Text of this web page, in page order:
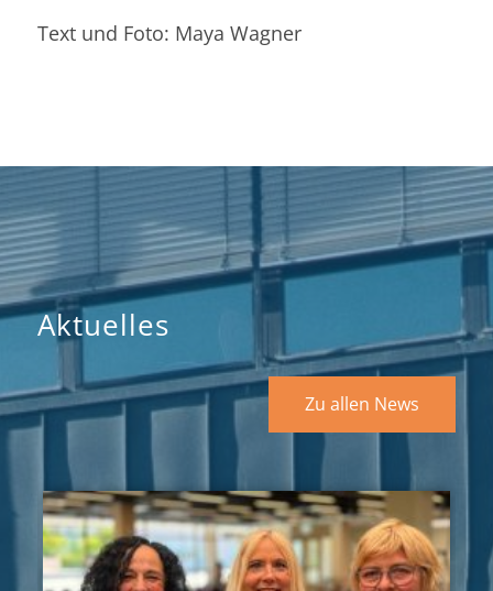
Text und Foto: Maya Wagner
Aktuelles
Zu allen News